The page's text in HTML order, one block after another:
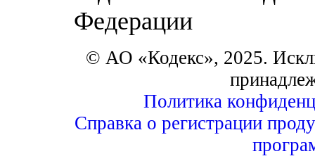
Федерации
© АО «Кодекс», 2025.
Политика
Справка о регистрации